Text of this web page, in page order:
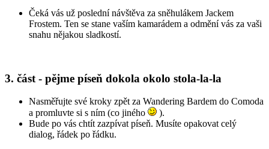
Čeká vás už poslední návštěva za sněhulákem Jackem
Frostem. Ten se stane vaším kamarádem a odmění vás za vaši
snahu nějakou sladkostí.
3. část - pějme píseň dokola okolo stola-la-la
Nasměřujte své kroky zpět za Wandering Bardem do Comoda
a promluvte si s ním (co jiného
).
Bude po vás chtít zazpívat píseň. Musíte opakovat celý
dialog, řádek po řádku.